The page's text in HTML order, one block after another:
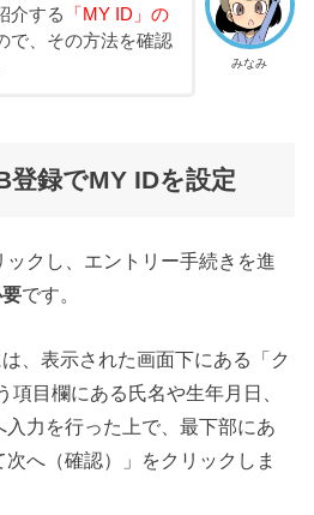
みなみ
介する
「MY ID」の
で、その方法を確認
録でMY IDを設定
クし、エントリー手続きを進
要です。
、表示された画面下にある「ク
項目欄にある氏名や生年月日、
力を行った上で、最下部にあ
へ（確認）」をクリックしま